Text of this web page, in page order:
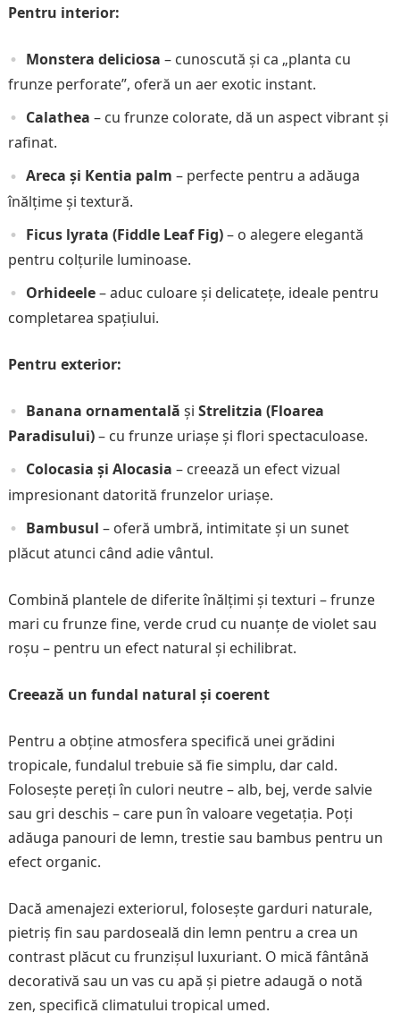
Pentru interior:
Monstera deliciosa – cunoscută și ca „planta cu
frunze perforate”, oferă un aer exotic instant.
Calathea – cu frunze colorate, dă un aspect vibrant și
rafinat.
Areca și Kentia palm – perfecte pentru a adăuga
înălțime și textură.
Ficus lyrata (Fiddle Leaf Fig)– o alegere elegantă
pentru colțurile luminoase.
Orhideele– aduc culoare și delicatețe, ideale pentru
completarea spațiului.
Pentru exterior:
Banana ornamentală și Strelitzia (Floarea
Paradisului)– cu frunze uriașe și flori spectaculoase.
Colocasia și Alocasia – creează un efect vizual
impresionant datorită frunzelor uriașe.
Bambusul – oferă umbră, intimitate și un sunet
plăcut atunci când adie vântul.
Combină plantele de diferite înălțimi și texturi – frunze
mari cu frunze fine, verde crud cu nuanțe de violet sau
roșu – pentru un efect natural și echilibrat.
Creează un fundal natural și coerent
Pentru a obține atmosfera specifică unei grădini
tropicale, fundalul trebuie să fie simplu, dar cald.
Folosește pereți în culori neutre – alb, bej, verde salvie
sau gri deschis – care pun în valoare vegetația. Poți
adăuga panouri de lemn, trestie sau bambus pentru un
efect organic.
Dacă amenajezi exteriorul, folosește garduri naturale,
pietriș fin sau pardoseală din lemn pentru a crea un
contrast plăcut cu frunzișul luxuriant. O mică fântână
decorativă sau un vas cu apă și pietre adaugă o notă
zen, specifică climatului tropical umed.